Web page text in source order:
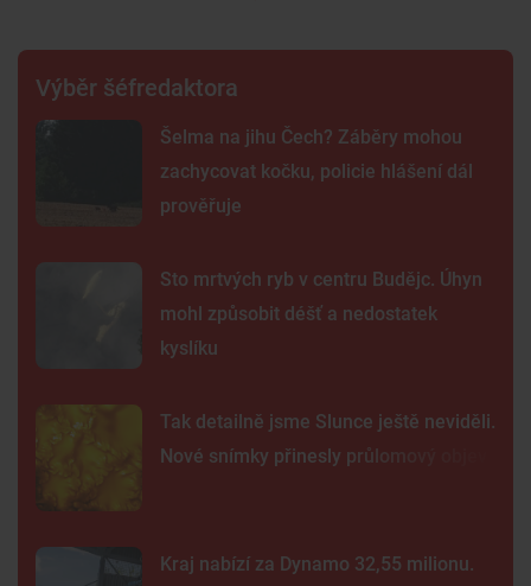
Výběr šéfredaktora
Šelma na jihu Čech? Záběry mohou
zachycovat kočku, policie hlášení dál
prověřuje
Sto mrtvých ryb v centru Budějc. Úhyn
mohl způsobit déšť a nedostatek
kyslíku
Tak detailně jsme Slunce ještě neviděli.
Nové snímky přinesly průlomový objev
Kraj nabízí za Dynamo 32,55 milionu.